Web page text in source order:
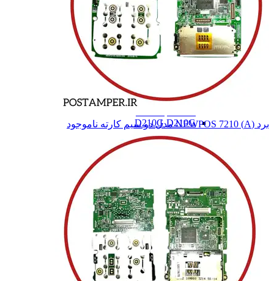
S90 S90
S58 S58
S80
S80
S910
S910
D200 D200
D210G D210G
D210 COMBO
D220
A920A920
A920 PRO
A920 PRO
S920 S920
S800 S800
S900 S900
Q60 Q60
Q80 Q80
همه دسته بندی های PAX
برد (A) NEWPOS 7210 مدل دو سیم کارته ناموجود